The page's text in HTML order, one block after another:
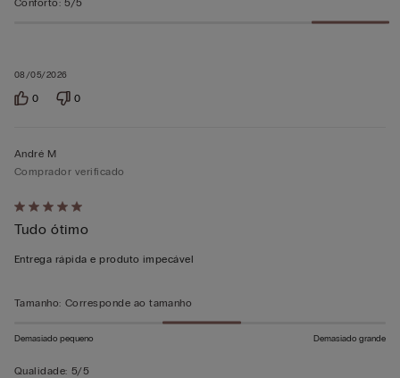
08/05/2026
Conforto: 5/5
0 0
Atribuiu
5
em
André M
Comprador verificado
Tudo ótimo
Entrega rápida e produto impecável
Tamanho: Corresponde ao tamanho
Demasiado pequeno Demasiado grande
Qualidade: 5/5